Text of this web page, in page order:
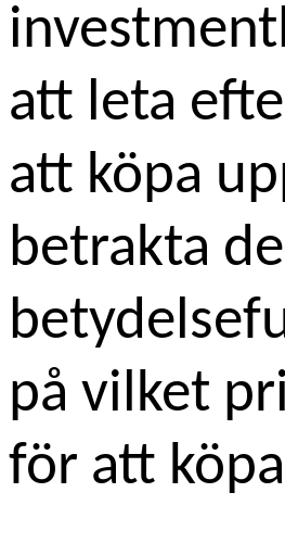
att leta
att köpa
betrakta
på vilket
för att